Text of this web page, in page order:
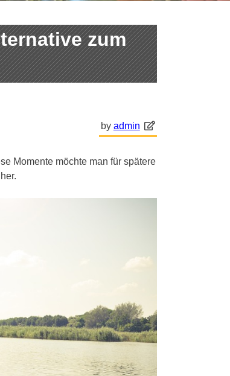
zum
by admin
Momente möchte man für spätere